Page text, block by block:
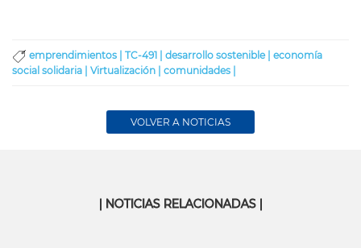
emprendimientos | TC-491 | desarrollo sostenible | economía
social solidaria | Virtualización | comunidades |
VOLVER A NOTICIAS
| NOTICIAS RELACIONADAS |